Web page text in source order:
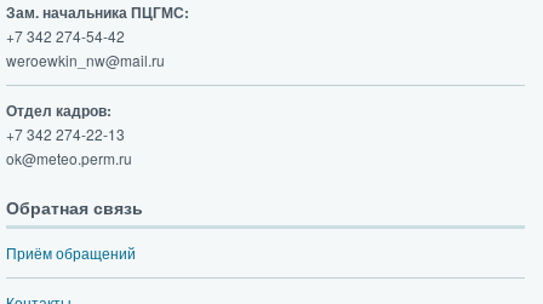
Зам. начальника ПЦГМС:
+7 342 274-54-42
weroewkin_nw@mail.ru
Отдел кадров:
+7 342 274-22-13
ok@meteo.perm.ru
Обратная связь
Приём обращений